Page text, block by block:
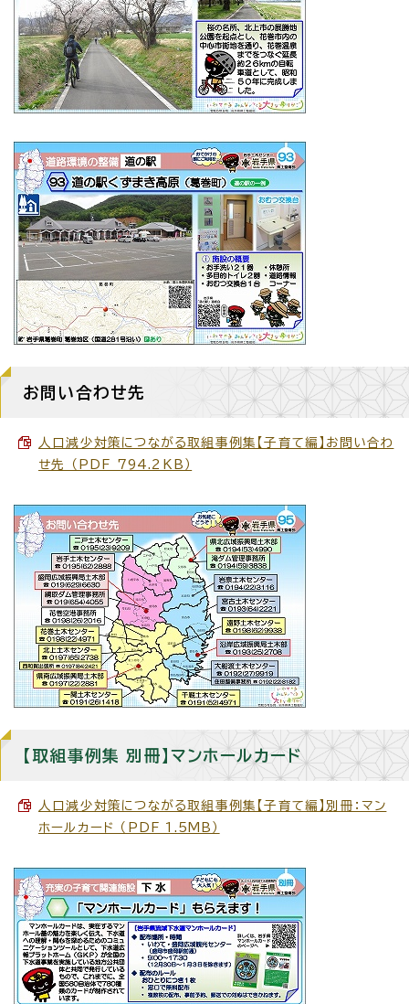
お問い合わせ先
人口減少対策につながる取組事例集【子育て編】お問い合わ
せ先 （PDF 794.2KB）
【取組事例集 別冊】マンホールカード
人口減少対策につながる取組事例集【子育て編】別冊：マン
ホールカード （PDF 1.5MB）